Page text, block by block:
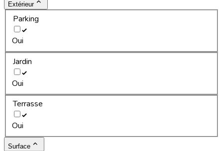
Extérieur
Parking
Oui
Jardin
Oui
Terrasse
Oui
Surface